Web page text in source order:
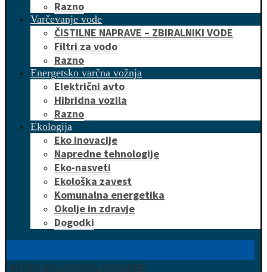
Razno
Varčevanje vode
ČISTILNE NAPRAVE – ZBIRALNIKI VODE
Filtri za vodo
Razno
Energetsko varčna vožnja
Električni avto
Hibridna vozila
Razno
Ekologija
Eko inovacije
Napredne tehnologije
Eko-nasveti
Ekološka zavest
Komunalna energetika
Okolje in zdravje
Dogodki
HITRO DO UGODNE PONUDBE